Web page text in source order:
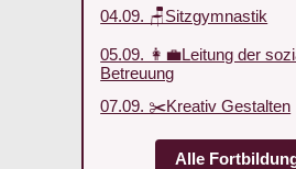
04.09. 🪑Sitzgymnastik
05.09. 👩‍💼Leitung der
Betreuung
07.09. ✂️Kreativ Gestalten
Alle